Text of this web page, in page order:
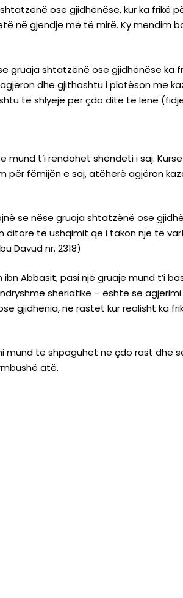
ose gjidhënëse, kur ka frikë
në gjendje më të mirë. Ky mendim
gruaja shtatzënë ose gjidhënëse ka
dhe gjithashtu i plotëson me
të shlyejë për çdo ditë të lënë
t’i rëndohet shëndeti i saj.
fëmijën e saj, atëherë agjëron
se nëse gruaja shtatzënë ose
të ushqimit që i takon një të
Davud nr. 2318)
Abbasit, pasi një gruaje mund t’i
sheriatike – është se
gjidhënia, në rastet kur realisht ka
të shpaguhet në çdo rast dhe
atë.